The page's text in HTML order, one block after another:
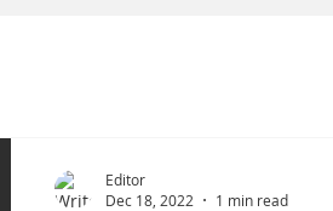
Editor
Dec 18, 2022
1 min read